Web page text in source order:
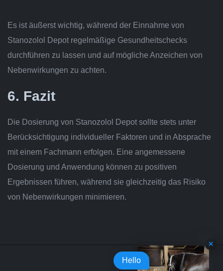
Es ist äußerst wichtig, während der Einnahme von
Stanozolol Depot regelmäßige Gesundheitschecks
durchführen zu lassen und auf mögliche Anzeichen von
Nebenwirkungen zu achten.
6. Fazit
Die Dosierung von Stanozolol Depot sollte stets unter
Berücksichtigung individueller Faktoren und in Absprache
mit einem Fachmann erfolgen. Eine angemessene
Dosierung und Anwendung können zu positiven
Ergebnissen führen, während sie gleichzeitig das Risiko
von Nebenwirkungen minimieren.
Hello